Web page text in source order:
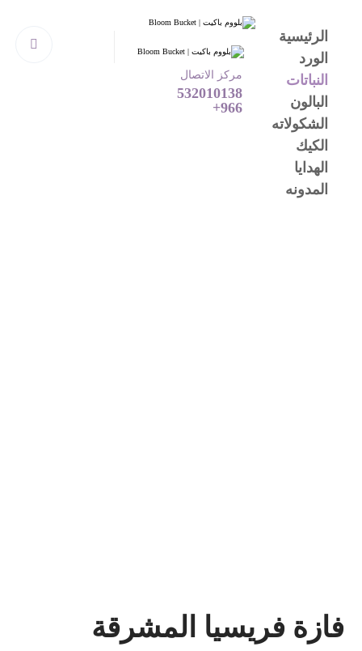
الرئيسية
الورد
النباتات
البالون
الشكولاته
الكيك
الهدايا
المدونه
مركز الاتصال
532010138
966+
فازة فريسيا المشرقة